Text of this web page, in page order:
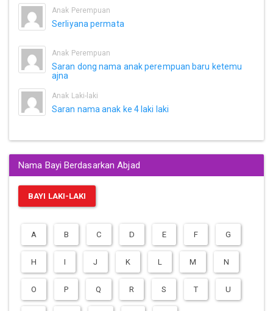
Anak Perempuan
Serliyana permata
Anak Perempuan
Saran dong nama anak perempuan baru ketemu
ajna
Anak Laki-laki
Saran nama anak ke 4 laki laki
Nama Bayi Berdasarkan Abjad
BAYI LAKI-LAKI
A B C D E F G
H I J K L M N
O P Q R S T U